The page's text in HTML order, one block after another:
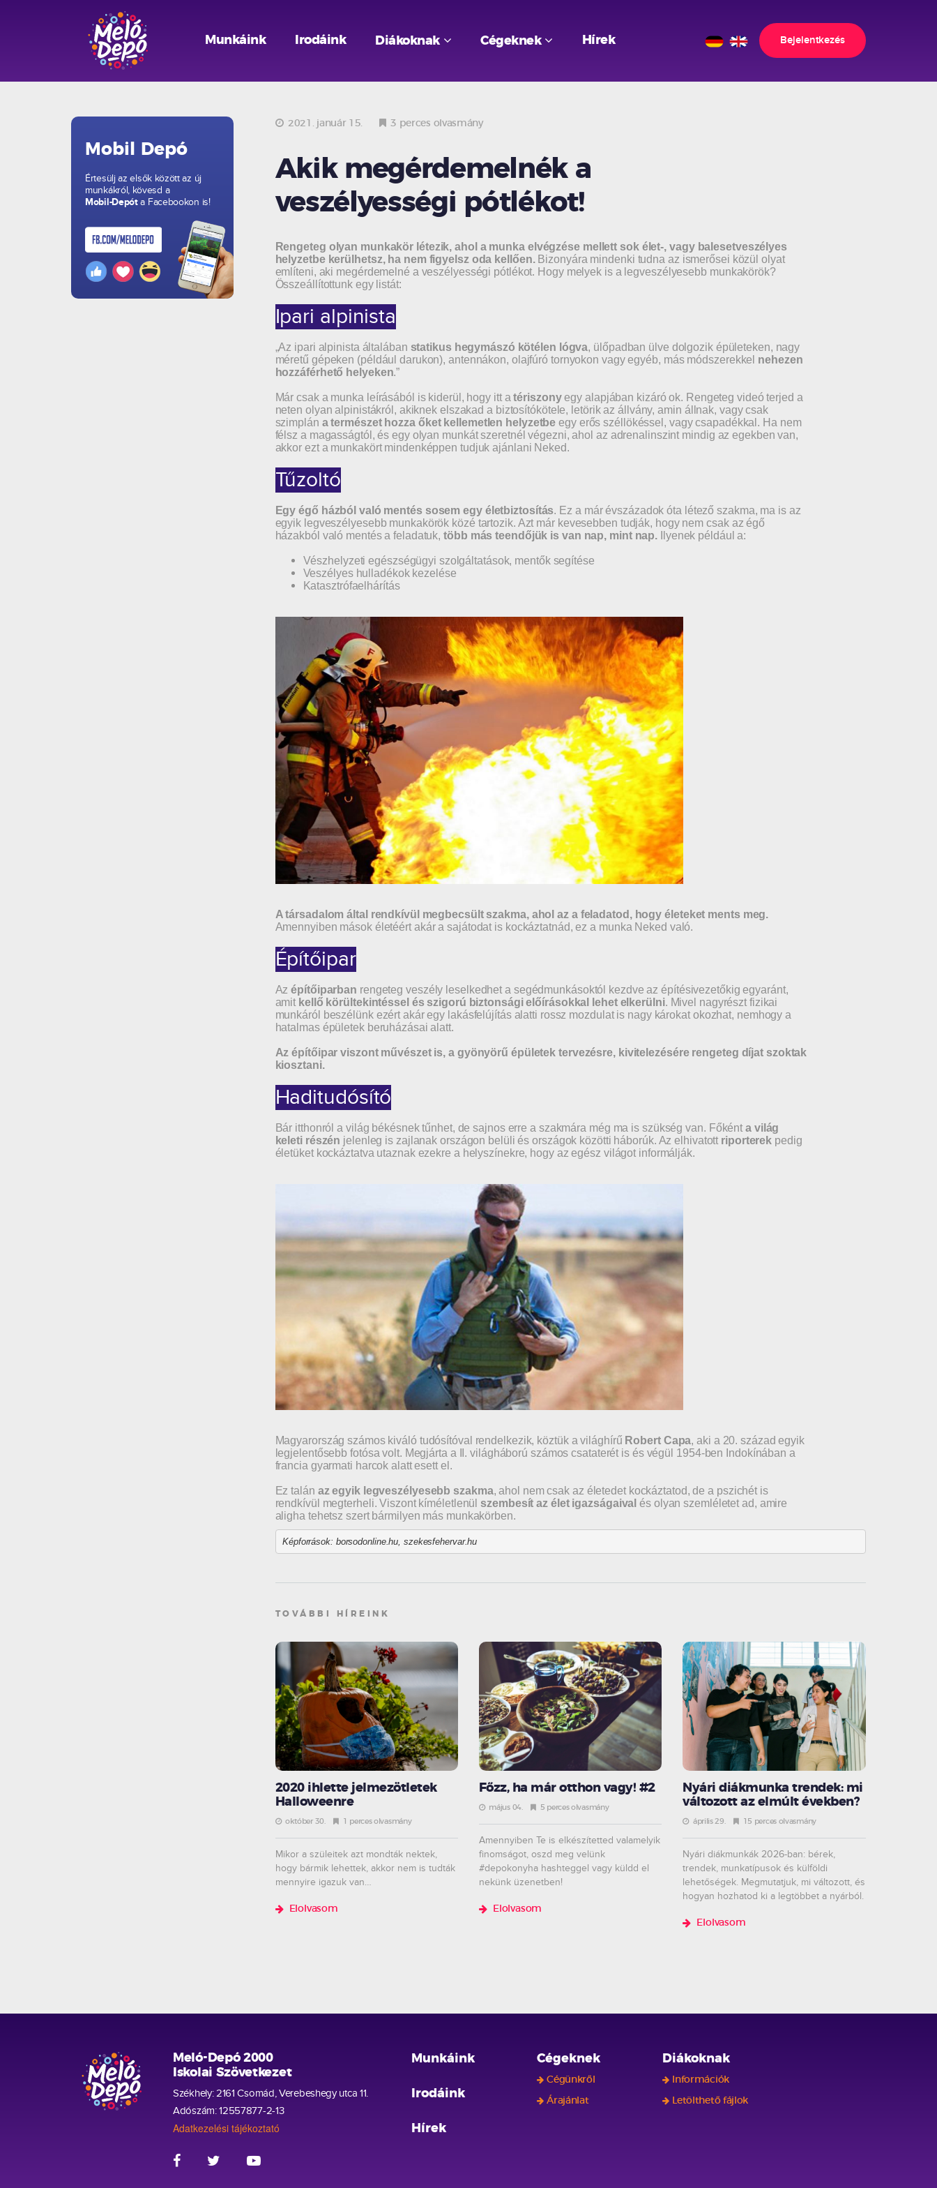
Munkáink Irodáink Diákoknak Cégeknek Hírek Bejelentkezés
Mobil Depó
Értesülj az elsők között az új
munkákról, kövesd a
Mobil-Depóta Facebookon is!
2021. január 15. 3 perces olvasmány
Akik megérdemelnék a
veszélyességi pótlékot!
Rengeteg olyan munkakör létezik, ahol a munka elvégzése mellett sok élet-, vagy balesetveszélyes
helyzetbe kerülhetsz, ha nem figyelsz oda kellően. Bizonyára mindenki tudna az ismerősei közül olyat
említeni, aki megérdemelné a veszélyességi pótlékot. Hogy melyek is a legveszélyesebb munkakörök?
Összeállítottunk egy listát:
Ipari alpinista
„Az ipari alpinista általában statikus hegymászó kötélen lógva, ülőpadban ülve dolgozik épületeken, nagy
méretű gépeken (például darukon), antennákon, olajfúró tornyokon vagy egyéb, más módszerekkel nehezen
hozzáférhető helyeken.”
Már csak a munka leírásából is kiderül, hogy itt atériszonyegy alapjában kizáró ok. Rengeteg videó terjed a
neten olyan alpinistákról, akiknek elszakad a biztosítókötele, letörik az állvány, amin állnak, vagy csak
szimplán a természet hozza őket kellemetlen helyzetbe egy erős széllökéssel, vagy csapadékkal. Ha nem
félsz a magasságtól, és egy olyan munkát szeretnél végezni, ahol az adrenalinszint mindig az egekben van,
akkor ezt a munkakört mindenképpen tudjuk ajánlani Neked.
Tűzoltó
Egy égő házból való mentés sosem egy életbiztosítás. Ez a már évszázadok óta létező szakma, ma is az
egyik legveszélyesebb munkakörök közé tartozik. Azt már kevesebben tudják, hogy nem csak az égő
házakból való mentés a feladatuk,több más teendőjük is van nap, mint nap. Ilyenek például a:
Vészhelyzeti egészségügyi szolgáltatások, mentők segítése
Veszélyes hulladékok kezelése
Katasztrófaelhárítás
A társadalom által rendkívül megbecsült szakma, ahol az a feladatod, hogy életeket ments meg.
Amennyiben mások életéért akár a sajátodat is kockáztatnád, ez a munka Neked való.
Építőipar
Azépítőiparban rengeteg veszély leselkedhet a segédmunkásoktól kezdve az építésivezetőkig egyaránt,
amit kellő körültekintéssel és szigorú biztonsági előírásokkal lehet elkerülni. Mivel nagyrészt fizikai
munkáról beszélünk ezért akár egy lakásfelújítás alatti rossz mozdulat is nagy károkat okozhat, nemhogy a
hatalmas épületek beruházásai alatt.
Az építőipar viszont művészet is, a gyönyörű épületek tervezésre, kivitelezésére rengeteg díjat szoktak
kiosztani.
Haditudósító
Bár itthonról a világ békésnek tűnhet, de sajnos erre a szakmára még ma is szükség van. Főként a világ
keleti részén jelenleg is zajlanak országon belüli és országok közötti háborúk. Az elhivatott riporterek pedig
életüket kockáztatva utaznak ezekre a helyszínekre, hogy az egész világot informálják.
Magyarország számos kiváló tudósítóval rendelkezik, köztük a világhírű Robert Capa, aki a 20. század egyik
legjelentősebb fotósa volt. Megjárta a II. világháború számos csataterét is és végül 1954-ben Indokínában a
francia gyarmati harcok alatt esett el.
Ez talán az egyik legveszélyesebb szakma, ahol nem csak az életedet kockáztatod, de a pszichét is
rendkívül megterheli. Viszont kíméletlenül szembesít az élet igazságaival és olyan szemléletet ad, amire
aligha tehetsz szert bármilyen más munkakörben.
Képforrások: borsodonline.hu, szekesfehervar.hu
TOVÁBBI HÍREINK
2020 ihlette jelmezötletek
Halloweenre
október 30. 1 perces olvasmány
Mikor a szüleitek azt mondták nektek,
hogy bármik lehettek, akkor nem is tudták
mennyire igazuk van…
Elolvasom
Főzz, ha már otthon vagy! #2
május 04. 5 perces olvasmány
Amennyiben Te is elkészítetted valamelyik
finomságot, oszd meg velünk
#depokonyha hashteggel vagy küldd el
nekünk üzenetben!
Elolvasom
Nyári diákmunka trendek: mi
változott az elmúlt években?
április 29. 15 perces olvasmány
Nyári diákmunkák 2026-ban: bérek,
trendek, munkatípusok és külföldi
lehetőségek. Megmutatjuk, mi változott, és
hogyan hozhatod ki a legtöbbet a nyárból.
Elolvasom
Meló-Depó 2000
Iskolai Szövetkezet
Székhely: 2161 Csomád, Verebeshegy utca 11.
Adószám: 12557877-2-13
Adatkezelési tájékoztató
Munkáink
Irodáink
Hírek
Cégeknek
Cégünkről
Árajánlat
Diákoknak
Információk
Letölthető fájlok